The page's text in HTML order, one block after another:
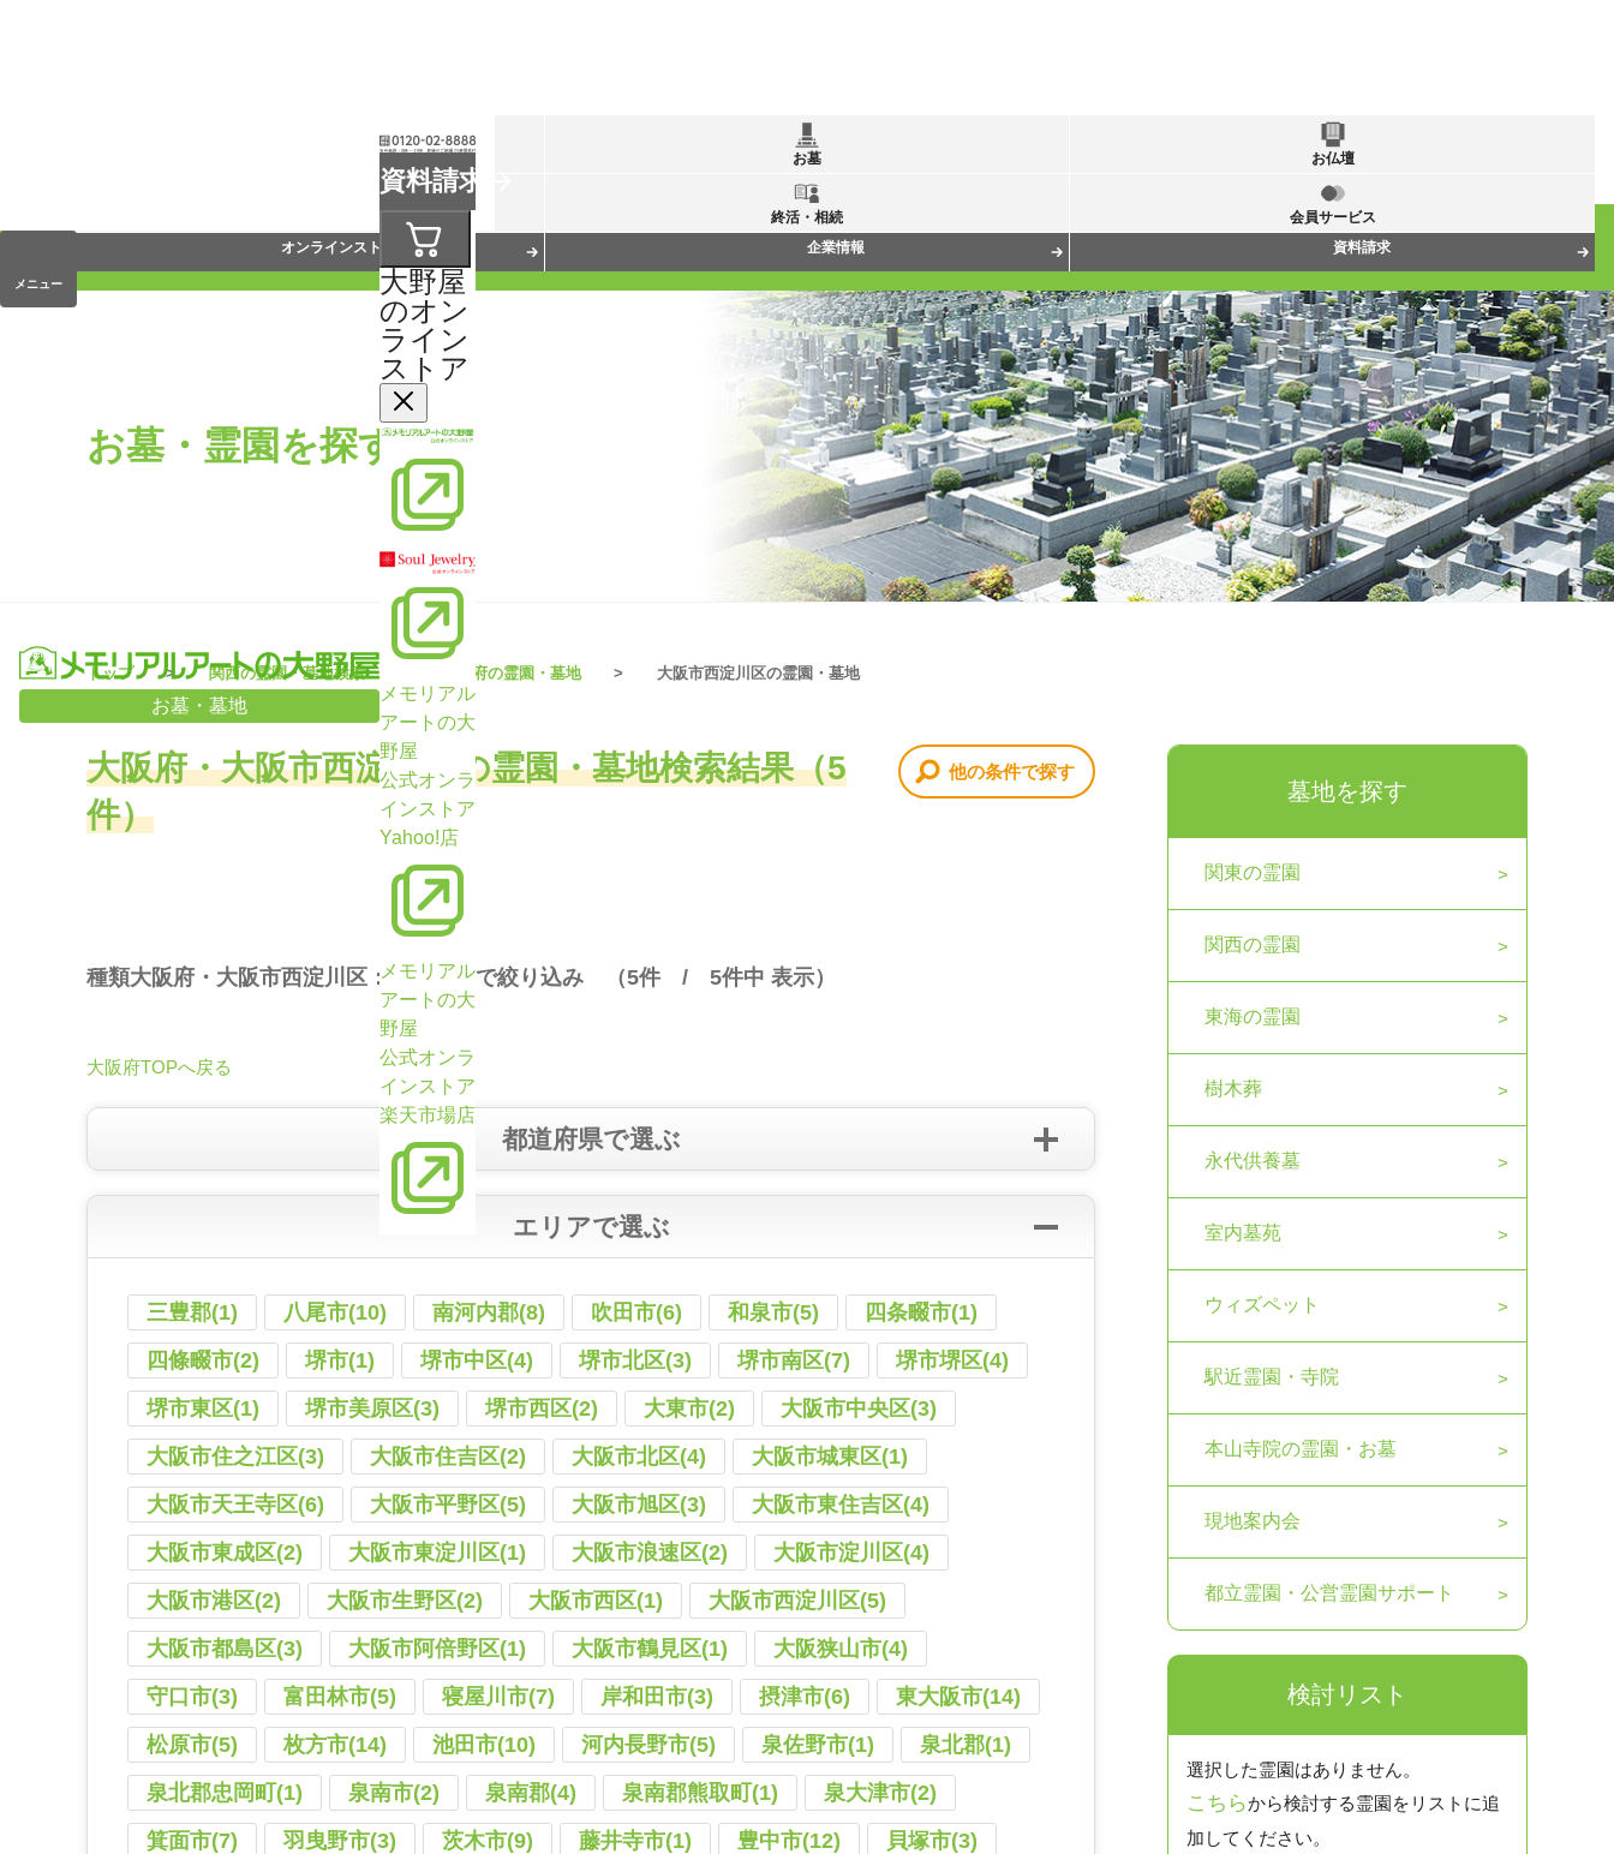
お墓・墓地
資料請求
大野屋
のオン
ライン
ストア
メモリアル
アートの大
野屋
公式オンラ
インストア
Yahoo!店
メモリアル
アートの大
野屋
公式オンラ
インストア
楽天市場店
メニュー
お墓 お仏壇
終活・相続
会員サービス
オンラインストア
企業情報 資料請求
お墓・霊園を探す
トップ 関西の霊園・墓地検索 大阪府の霊園・墓地 大阪市西淀川区の霊園・墓地
大阪府・大阪市西淀川区の霊園・墓地検索結果（5
件）
他の条件で探す
種類大阪府・大阪市西淀川区：「全て」で絞り込み （5件 / 5件中 表示）
大阪府TOPへ戻る
都道府県で選ぶ
エリアで選ぶ
三豊郡(1) 八尾市(10) 南河内郡(8) 吹田市(6) 和泉市(5)
四条畷市(1)
四條畷市(2)
堺市(1) 堺市中区(4) 堺市北区(3) 堺市南区(7)
堺市堺区(4)
堺市東区(1)
堺市美原区(3) 堺市西区(2) 大東市(2)
大阪市中央区(3)
大阪市住之江区(3)
大阪市住吉区(2) 大阪市北区(4)
大阪市城東区(1)
大阪市天王寺区(6)
大阪市平野区(5) 大阪市旭区(3)
大阪市東住吉区(4)
大阪市東成区(2)
大阪市東淀川区(1) 大阪市浪速区(2)
大阪市淀川区(4)
大阪市港区(2)
大阪市生野区(2) 大阪市西区(1)
大阪市西淀川区(5)
大阪市都島区(3)
大阪市阿倍野区(1) 大阪市鶴見区(1)
大阪狭山市(4)
守口市(3)
富田林市(5) 寝屋川市(7) 岸和田市(3) 摂津市(6)
東大阪市(14)
松原市(5)
枚方市(14) 池田市(10) 河内長野市(5) 泉佐野市(1)
泉北郡(1)
泉北郡忠岡町(1)
泉南市(2) 泉南郡(4) 泉南郡熊取町(1)
泉大津市(2)
箕面市(7)
羽曳野市(3) 茨木市(9) 藤井寺市(1) 豊中市(12)
貝塚市(3)
墓地を探す
関東の霊園
関西の霊園
東海の霊園
樹木葬
永代供養墓
室内墓苑
ウィズペット
駅近霊園・寺院
本山寺院の霊園・お墓
現地案内会
都立霊園・公営霊園サポート
検討リスト
選択した霊園はありません。
こちらから検討する霊園をリストに追
加してください。